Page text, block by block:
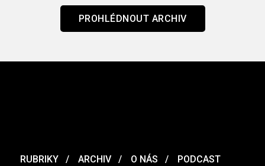
PROHLÉDNOUT ARCHIV
RUBRIKY ARCHIV O NÁS PODCAST